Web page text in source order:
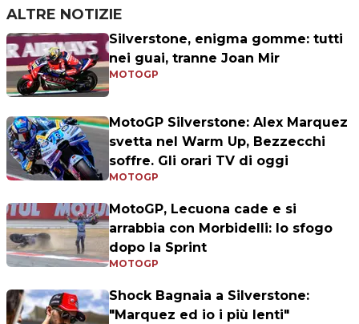
ALTRE NOTIZIE
Silverstone, enigma gomme: tutti
nei guai, tranne Joan Mir
MOTOGP
MotoGP Silverstone: Alex Marquez
svetta nel Warm Up, Bezzecchi
soffre. Gli orari TV di oggi
MOTOGP
MotoGP, Lecuona cade e si
arrabbia con Morbidelli: lo sfogo
dopo la Sprint
MOTOGP
Shock Bagnaia a Silverstone:
"Marquez ed io i più lenti"